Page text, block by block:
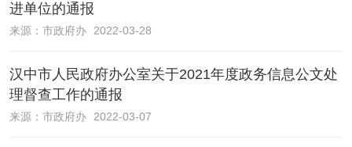
进单位的通报
来源： 市政府办 2022-03-28
汉中市人民政府办公室关于2021年度政务信息公文处
理督查工作的通报
来源： 市政府办 2022-03-07